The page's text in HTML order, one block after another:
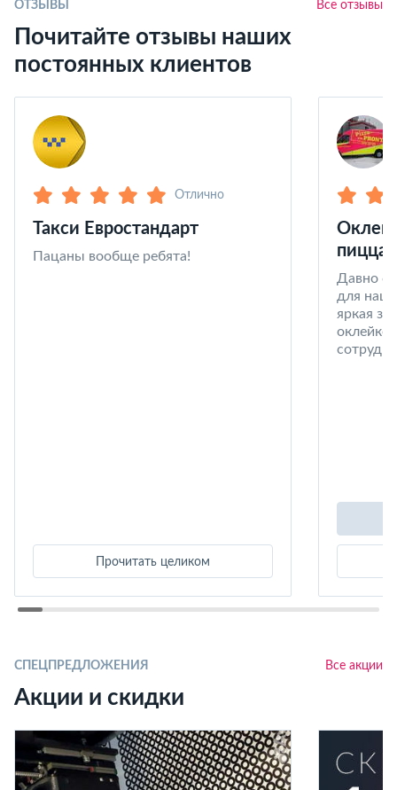
ОТЗЫВЫ Все отзывы
Почитайте отзывы наших
постоянных клиентов
Отлично
Такси Евростандарт
Пацаны вообще ребята!
Прочитать целиком
пицца
Давно
для
яркая
оклейке
СПЕЦПРЕДЛОЖЕНИЯ Все акции
Акции и скидки